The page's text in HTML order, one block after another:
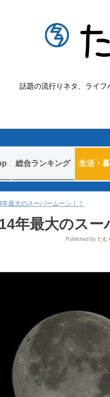
話題の流行りネタ、ライ
総合ランキング 生活・
年最大のスーパームーン！！
年最大のスー
Published by たむ